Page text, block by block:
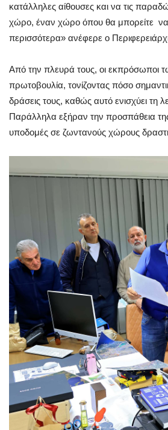
κατάλληλες αίθουσες και να τις
χώρο, έναν χώρο όπου θα μπορείτε
περισσότερα» ανέφερε ο
Από την πλευρά τους, οι εκπρόσωποι
πρωτοβουλία, τονίζοντας πόσο
δράσεις τους, καθώς αυτό ενισχύει τη
Παράλληλα εξήραν την προσπάθεια της
υποδομές σε ζωντανούς χώρους